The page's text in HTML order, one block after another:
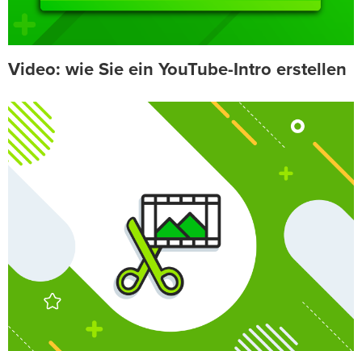
Video: wie Sie ein YouTube-Intro erstellen